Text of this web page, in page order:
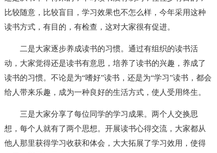
比较随意，比较盲目，学习效果也不怎么样，今年采用这种
读书方式，有目的，有检查，这对大家很有促进。
二是大家逐步养成读书的习惯。通过有组织的读书活
动，大家觉得还是读书有意思，培养了读书的兴趣，养成了
读书的习惯。不论是为“嗜好”读书，还是为“学习”读书，都会
给人带来乐趣，成为一种良好的生活方式，使人受用终生。
三是大家分享了每位同学的学习成果。两个人交换思
想，每个人就有了两个思想。开展读书心得交流，大家都从
他人那里获得学习收获和体会，大大拓展了学习效用，使得